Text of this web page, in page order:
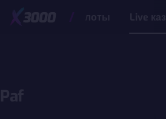
Слоты Live